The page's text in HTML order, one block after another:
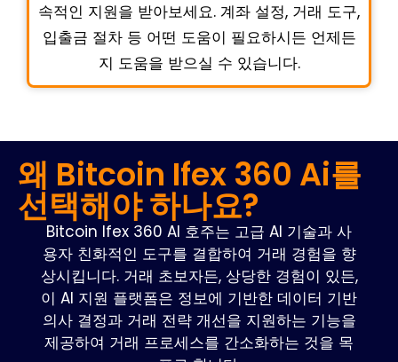
속적인 지원을 받아보세요. 계좌 설정, 거래 도구,
입출금 절차 등 어떤 도움이 필요하시든 언제든
지 도움을 받으실 수 있습니다.
왜 Bitcoin Ifex 360 Ai를
선택해야 하나요?
Bitcoin Ifex 360 AI 호주는 고급 AI 기술과 사
용자 친화적인 도구를 결합하여 거래 경험을 향
상시킵니다. 거래 초보자든, 상당한 경험이 있든,
이 AI 지원 플랫폼은 정보에 기반한 데이터 기반
의사 결정과 거래 전략 개선을 지원하는 기능을
제공하여 거래 프로세스를 간소화하는 것을 목